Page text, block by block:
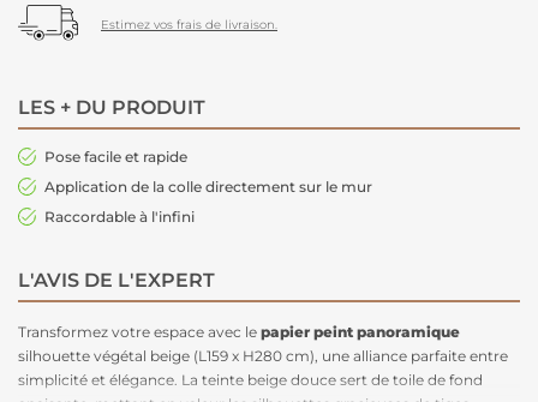
Estimez vos frais de livraison.
LES + DU PRODUIT
Pose facile et rapide
Application de la colle directement sur le mur
Raccordable à l'infini
L'AVIS DE L'EXPERT
Transformez votre espace avec le papier peint panoramique
silhouette végétal beige (L159 x H280 cm), une alliance parfaite entre
simplicité et élégance. La teinte beige douce sert de toile de fond